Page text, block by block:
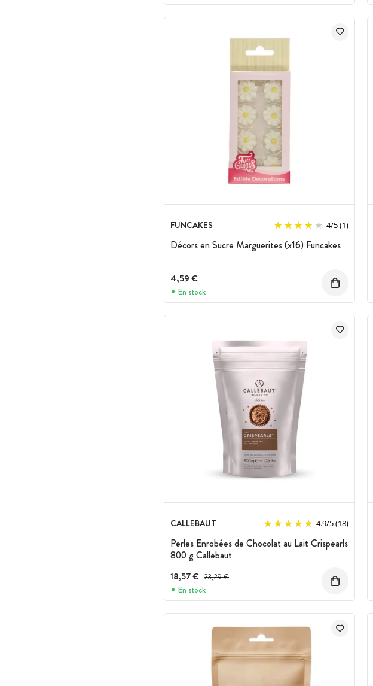
FUNCAKES 4/5(1)
Décors en Sucre Marguerites (x16) Funcakes
4,59 €
En stock
CALLEBAUT 4.9/5(18)
Perles Enrobées de Chocolat au Lait Crispearls
800 g Callebaut
18,57 € Prix avant réduction :
23,29 €
En stock